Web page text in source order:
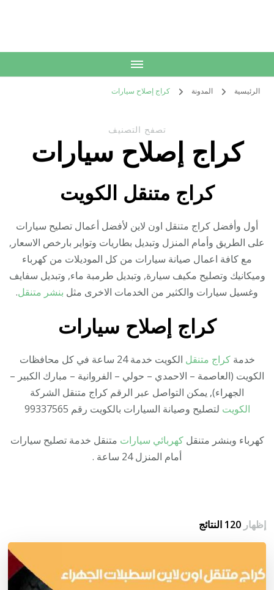
الرئيسية المدونة كراج إصلاح سيارات
تصفح التصنيف
كراج إصلاح سيارات
كراج متنقل الكويت
أول وأفضل كراج متنقل اون لاين لأفضل أعمال تصليح سيارات
على الطريق وأمام المنزل وتبديل بطاريات وتواير بارخص الاسعار,
مع كافة اعمال صيانة سيارات من كل الموديلات من كهرباء
وميكانيك وتصليح مكيف سيارة, وتبديل طرمبة ماء, وتبديل سفايف
وغسيل سيارات والكثير من الخدمات الاخرى مثل بنشر متنقل.
كراج إصلاح سيارات
خدمةكراج متنقل
الكويت خدمة 24 ساعة في كل محافظات
الكويت (العاصمة – الاحمدي – حولي – الفروانية – مبارك الكبير –
الجهراء), يمكن التواصل عبر الرقم كراج متنقل الشركة
الكويت لتصليح وصيانة السيارات بالكويت رقم 99337565
كهرباء وبنشر متنقلكهربائي سيارات متنقل خدمة تصليح سيارات
أمام المنزل 24 ساعة .
إظهار120 النتائج